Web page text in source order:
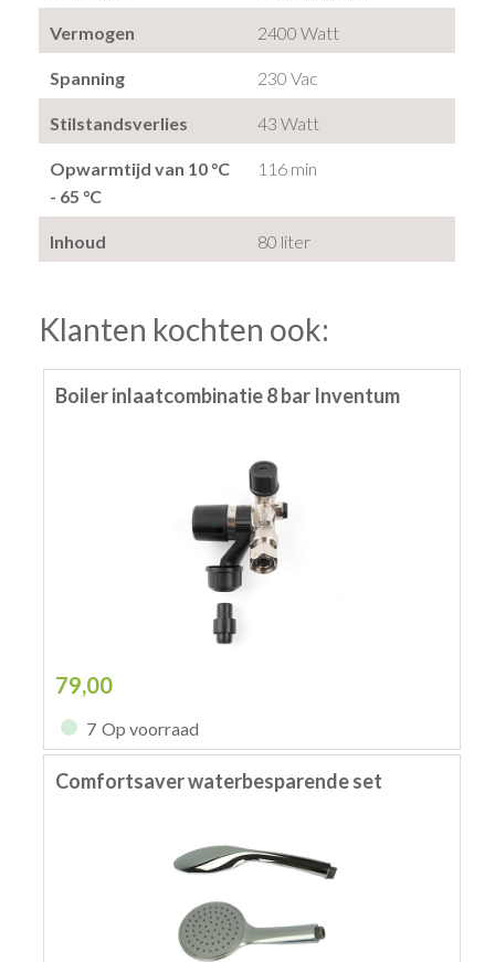
Vermogen 2400 Watt
Spanning 230 Vac
Stilstandsverlies 43 Watt
Opwarmtijd van 10 °C
- 65 °C
116 min
Inhoud 80 liter
Klanten kochten ook:
Boiler inlaatcombinatie 8 bar Inventum
79,00
7 Op voorraad
Comfortsaver waterbesparende set